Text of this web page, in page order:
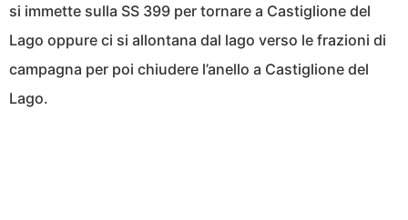
si immette sulla SS 399 per tornare a Castiglione del
Lago oppure ci si allontana dal lago verso le frazioni di
campagna per poi chiudere l’anello a Castiglione del
Lago.